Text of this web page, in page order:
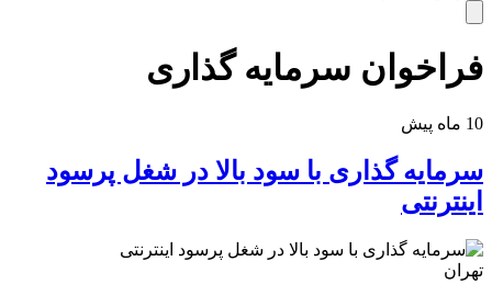
فراخوان سرمایه گذاری
10 ماه پیش
سرمایه گذاری با سود بالا در شغل پرسود
اینترنتی
تهران